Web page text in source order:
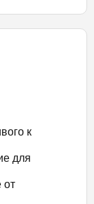
к
для
от